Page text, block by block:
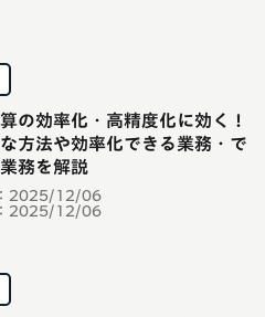
2025/12/06
2025/12/06
の効率化・高精度化に効く！
方法や効率化できる業務・で
務を解説